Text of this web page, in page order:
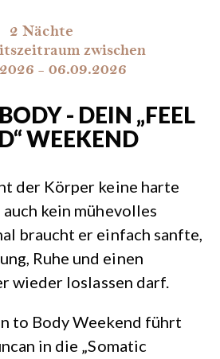
2 Nächte
zwischen
- 06.09.2026
- DEIN „FEEL
WEEKEND
der Körper keine harte
kein mühevolles
braucht er einfach sanfte,
Ruhe und einen
wieder loslassen darf.
to Body Weekend führt
in die „Somatic